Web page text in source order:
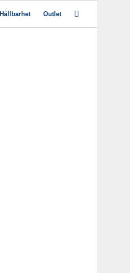
Hållbarhet Outlet